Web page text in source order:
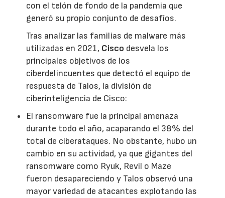
con el telón de fondo de la pandemia que
generó su propio conjunto de desafíos.
Tras analizar las familias de malware más
utilizadas en 2021, Cisco desvela los
principales objetivos de los
ciberdelincuentes que detectó el equipo de
respuesta de Talos, la división de
ciberinteligencia de Cisco:
El ransomware fue la principal amenaza
durante todo el año, acaparando el 38% del
total de ciberataques. No obstante, hubo un
cambio en su actividad, ya que gigantes del
ransomware como Ryuk, Revil o Maze
fueron desapareciendo y Talos observó una
mayor variedad de atacantes explotando las